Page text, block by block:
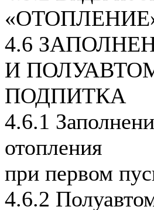
4.6
И
ПОДПИТКА
4.6.1
отопления
при первом
4.6.2